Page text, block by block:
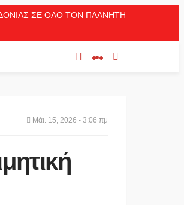
ΣΕ ΟΛΟ ΤΟΝ ΠΛΑΝΗΤΗ
Μάι. 15, 2026 - 3:06 πμ